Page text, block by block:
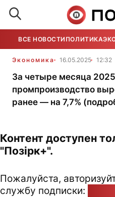
ВСЕ НОВОСТИ ПОЛИТИКА
Экономика 16.05.2025 12:32
За четыре месяца
промпроизводство
ранее — на 7,7%
Контент доступен
"Позірк+".
Пожалуйста,
службу подписки: